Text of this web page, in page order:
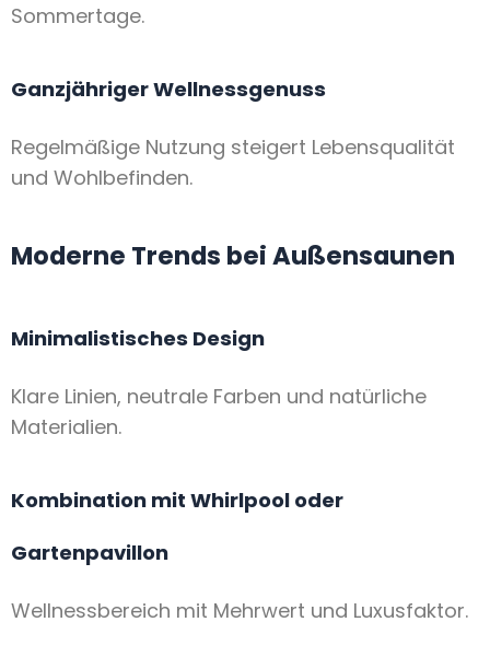
Sommertage.
Ganzjähriger Wellnessgenuss
Regelmäßige Nutzung steigert Lebensqualität
und Wohlbefinden.
Moderne Trends bei Außensaunen
Minimalistisches Design
Klare Linien, neutrale Farben und natürliche
Materialien.
Kombination mit Whirlpool oder
Gartenpavillon
Wellnessbereich mit Mehrwert und Luxusfaktor.